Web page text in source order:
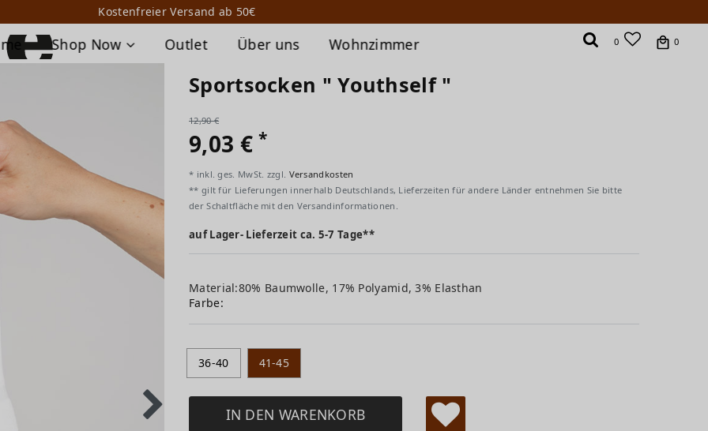
Kostenfreier Versand ab 50€
Shop Now Outlet Über uns Wohnzimmer 0 0
Sportsocken " Youthself "
12,90 €
9,03 €*
* inkl. ges. MwSt. zzgl. Versandkosten
** gilt für Lieferungen innerhalb Deutschlands, Lieferzeiten für andere Länder entnehmen Sie bitte
der Schaltfläche mit den Versandinformationen.
auf Lager- Lieferzeit ca. 5-7 Tage**
Material:80% Baumwolle, 17% Polyamid, 3% Elasthan
Farbe:
36-40 41-45
IN DEN WARENKORB